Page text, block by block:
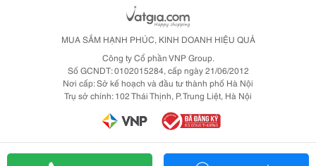
MUA SẮM HẠNH PHÚC, KINH DOANH HIỆU QUẢ
Công ty Cổ phần VNP Group.
Số GCNDT: 0102015284, cấp ngày 21/06/2012
Nơi cấp: Sở kế hoạch và đầu tư thành phố Hà Nội
Trụ sở chính: 102 Thái Thịnh, P. Trung Liệt, Hà Nội